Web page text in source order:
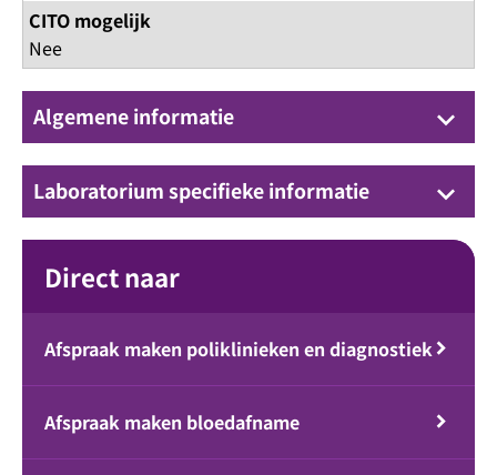
CITO mogelijk
Nee
Algemene informatie keyboard_arrow_down
Laboratorium specifieke informatie keyboard_arrow_down
Direct naar
Afspraak maken poliklinieken en diagnostiek
Afspraak maken bloedafname